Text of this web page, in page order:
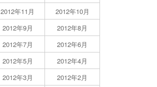
2012年11月
2012年10月
2012年9月
2012年8月
2012年7月
2012年6月
2012年5月
2012年4月
2012年3月
2012年2月